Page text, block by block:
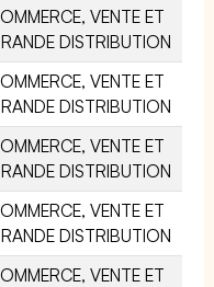
VENTE ET
DISTRIBUTION
VENTE ET
DISTRIBUTION
VENTE ET
DISTRIBUTION
VENTE ET
DISTRIBUTION
VENTE ET